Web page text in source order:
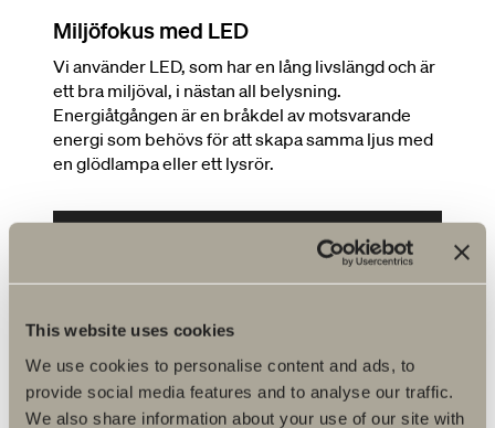
This website uses cookies
We use cookies to personalise content and ads, to
provide social media features and to analyse our traffic.
We also share information about your use of our site with
Miljöfokus med LED
Vi använder LED, som har en lång livslängd och är
ett bra miljöval, i nästan all belysning.
Energiåtgången är en bråkdel av motsvarande
energi som behövs för att skapa samma ljus med
en glödlampa eller ett lysrör.